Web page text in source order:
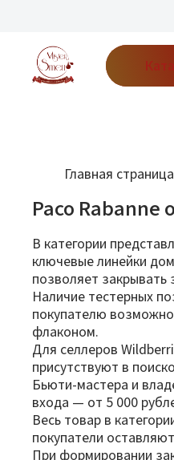
Главная страница
Paco Rabanne
В категории
ключевые линейки
позволяет закрывать
Наличие тестерных
покупателю
флаконом.
Для селлеров
присутствуют в
Бьюти-мастера и
входа — от 5 000
Весь товар в
покупатели
При формировании